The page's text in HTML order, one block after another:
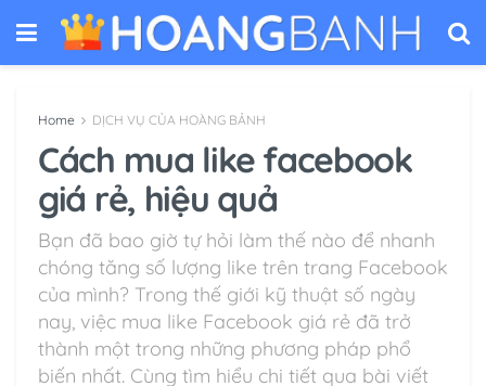
Home DỊCH VỤ CỦA HOÀNG BẢNH
Cách mua like facebook
giá rẻ, hiệu quả
Bạn đã bao giờ tự hỏi làm thế nào để nhanh
chóng tăng số lượng like trên trang Facebook
của mình? Trong thế giới kỹ thuật số ngày
nay, việc mua like Facebook giá rẻ đã trở
thành một trong những phương pháp phổ
biến nhất. Cùng tìm hiểu chi tiết qua bài viết